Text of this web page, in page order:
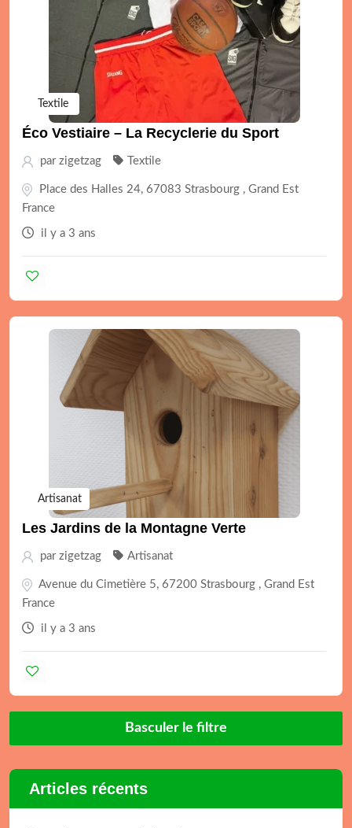
Textile
Éco Vestiaire – La Recyclerie du Sport
par zigetzag Textile
Place des Halles 24, 67083 Strasbourg , Grand Est
France
il y a 3 ans
Artisanat
Les Jardins de la Montagne Verte
par zigetzag Artisanat
Avenue du Cimetière 5, 67200 Strasbourg , Grand Est
France
il y a 3 ans
Basculer le filtre
Articles récents